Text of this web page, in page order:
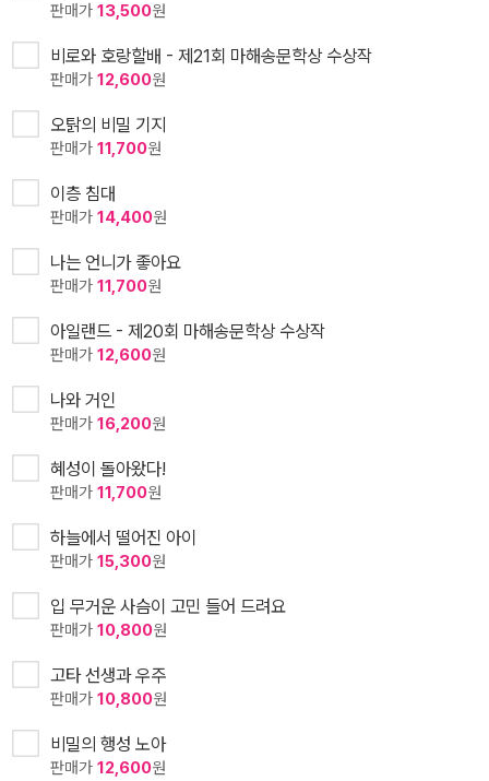
판매가 13,500원
비로와 호랑할배 - 제21회 마해송문학상 수상작
판매가 12,600원
오탉의 비밀 기지
판매가 11,700원
이층 침대
판매가 14,400원
나는 언니가 좋아요
판매가 11,700원
아일랜드 - 제20회 마해송문학상 수상작
판매가 12,600원
나와 거인
판매가 16,200원
혜성이 돌아왔다!
판매가 11,700원
하늘에서 떨어진 아이
판매가 15,300원
입 무거운 사슴이 고민 들어 드려요
판매가 10,800원
고타 선생과 우주
판매가 10,800원
비밀의 행성 노아
판매가 12,600원